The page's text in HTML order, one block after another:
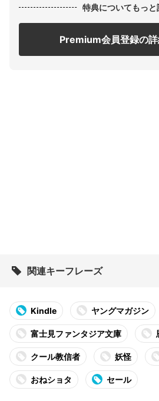
特典についてもっと
Premium会員登録の詳
関連キーフレーズ
Kindle ヤングマガジン
富士見ファンタジア文庫
クール教信者 妖怪
おねショタ セール